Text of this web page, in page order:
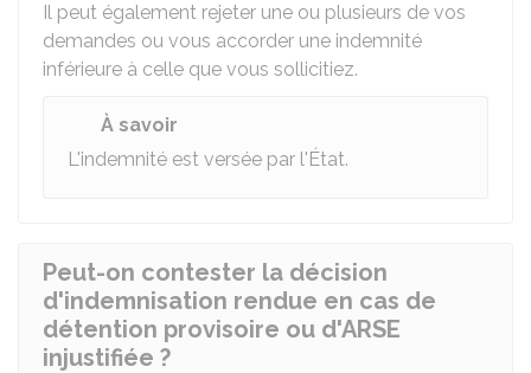
Il peut également rejeter une ou plusieurs de vos
demandes ou vous accorder une indemnité
inférieure à celle que vous sollicitiez.
À savoir
L'indemnité est versée par l'État.
Peut-on contester la décision
d'indemnisation rendue en cas de
détention provisoire ou d'ARSE
injustifiée ?